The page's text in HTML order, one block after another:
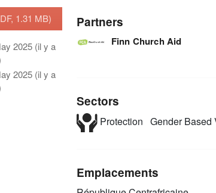
1.31 MB)
2025 (il y a
2025 (il y a
Partners
Finn Church Aid
Sectors
Protection Gender Based
Emplacements